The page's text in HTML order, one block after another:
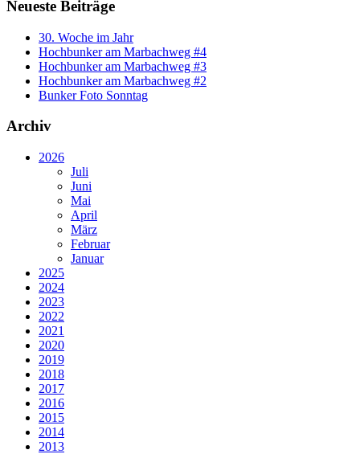
Neueste Beiträge
30. Woche im Jahr
Hochbunker am Marbachweg #4
Hochbunker am Marbachweg #3
Hochbunker am Marbachweg #2
Bunker Foto Sonntag
Archiv
2026
Juli
Juni
Mai
April
März
Februar
Januar
2025
2024
2023
2022
2021
2020
2019
2018
2017
2016
2015
2014
2013